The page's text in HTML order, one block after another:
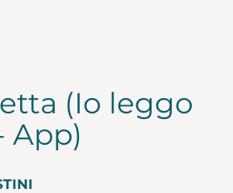
(Io leggo
App)